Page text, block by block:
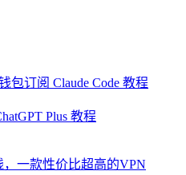
包订阅 Claude Code 教程
Plus 教程
，一款性价比超高的VPN